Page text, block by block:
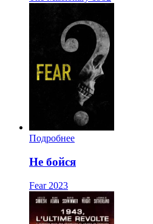
Подробнее
Не бойся
Fear 2023